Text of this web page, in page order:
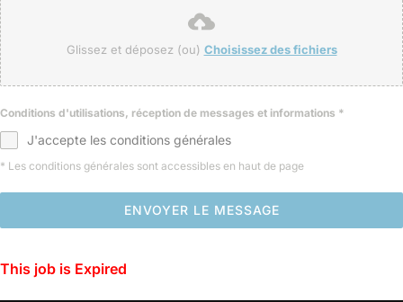
Glissez et déposez (ou) Choisissez des fichiers
Conditions d'utilisations, réception de messages et informations *
J'accepte les conditions générales
* Les conditions générales sont accessibles en haut de page
ENVOYER LE MESSAGE
This job is Expired